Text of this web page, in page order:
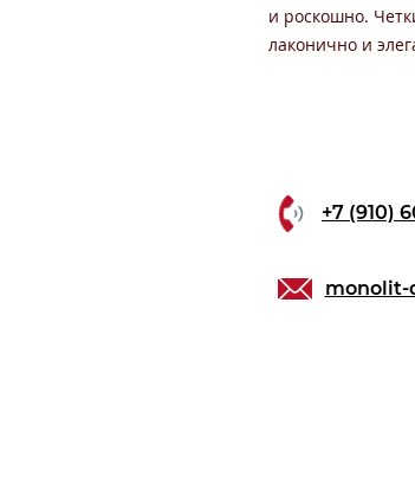
и роскошно.
лаконично и
+7 (910)
monolit-